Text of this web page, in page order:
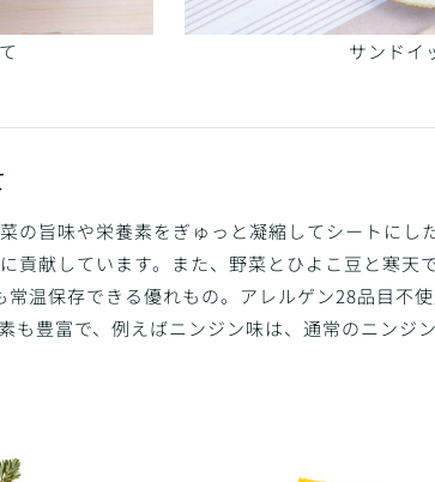
サンドイ
の旨味や栄養素をぎゅっと凝縮してシートにし
貢献しています。また、野菜とひよこ豆と寒天
温保存できる優れもの。アレルゲン28品目不
も豊富で、例えばニンジン味は、通常のニンジ